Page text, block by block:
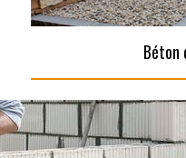
Béton